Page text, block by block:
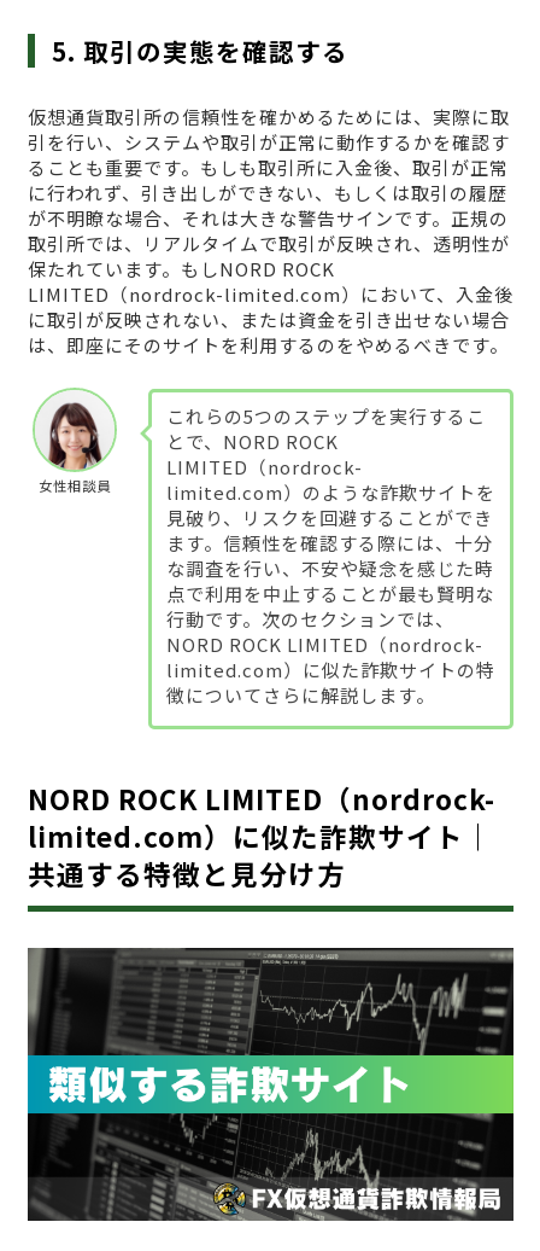
5. 取引の実態を確認する
仮想通貨取引所の信頼性を確かめるためには、実際に取
引を行い、システムや取引が正常に動作するかを確認す
ることも重要です。もしも取引所に入金後、取引が正常
に行われず、引き出しができない、もしくは取引の履歴
が不明瞭な場合、それは大きな警告サインです。正規の
取引所では、リアルタイムで取引が反映され、透明性が
保たれています。もしNORD ROCK
LIMITED（nordrock-limited.com）において、入金後
に取引が反映されない、または資金を引き出せない場合
は、即座にそのサイトを利用するのをやめるべきです。
女性相談員
これらの5つのステップを実行するこ
とで、NORD ROCK
LIMITED（nordrock-
limited.com）のような詐欺サイトを
見破り、リスクを回避することができ
ます。信頼性を確認する際には、十分
な調査を行い、不安や疑念を感じた時
点で利用を中止することが最も賢明な
行動です。次のセクションでは、
NORD ROCK LIMITED（nordrock-
limited.com）に似た詐欺サイトの特
徴についてさらに解説します。
NORD ROCK LIMITED（nordrock-
limited.com）に似た詐欺サイト｜
共通する特徴と見分け方